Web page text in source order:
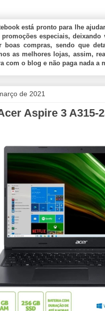
está pronto para lhe
especiais,
boas compras, sendo que
as melhores lojas, assim,
com o blog e não paga nada
de 2021
Aspire 3 A315-